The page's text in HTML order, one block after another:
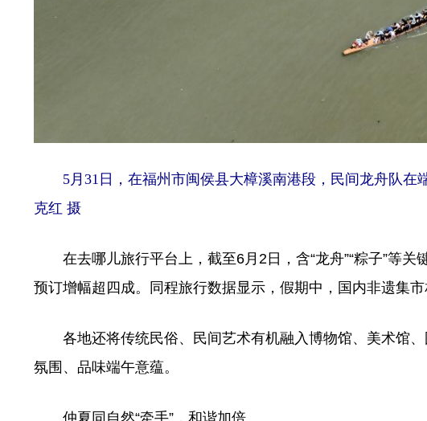
5月31日，在福州市闽侯县大樟溪南港段，民间龙舟队在
克红 摄
在去哪儿旅行平台上，截至6月2日，含“龙舟”“粽子”等关
预订增幅超四成。同程旅行数据显示，假期中，国内非遗集
各地还将传统民俗、民间艺术有机融入博物馆、美术馆、
氛围、品味端午意蕴。